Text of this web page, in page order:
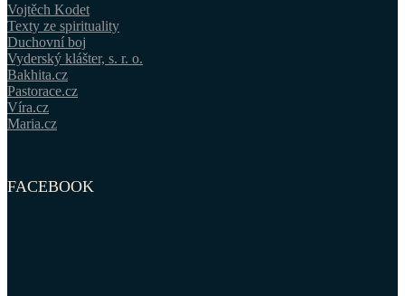
Vojtěch Kodet
Texty ze spirituality
Duchovní boj
Vyderský klášter, s. r. o.
Bakhita.cz
Pastorace.cz
Víra.cz
Maria.cz
FACEBOOK